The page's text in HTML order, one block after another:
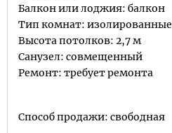
Балкон или лоджия: балкон
Тип комнат: изолированные
Высота потолков: 2,7 м
Санузел: совмещенный
Ремонт: требует ремонта
Способ продажи: свободная